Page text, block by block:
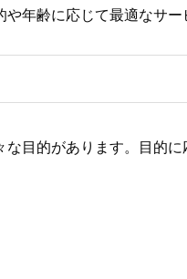
年齢に応じて最適なサー
目的があります。目的